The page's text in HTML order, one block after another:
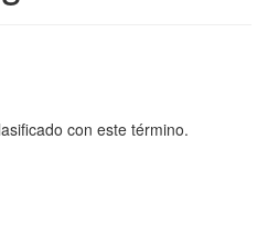
con este término.